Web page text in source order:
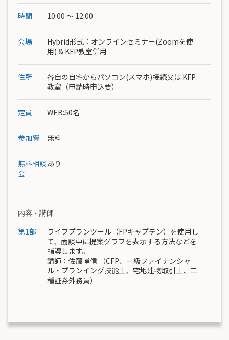
時間 10:00 ～ 12:00
会場
Hybrid形式：オンラインセミナー(Zoomを使
用) & KFP教室併用
住所
各自の自宅からパソコン(スマホ)接続又は KFP
教室（申請時申込要）
定員 WEB:50名
参加費 無料
無料相談
会
あり
内容・講師
第1部
ライフプランツール（FPキャプテン）を使用し
て、面談中に提案グラフを表示する方法などを
指導します。
講師： 佐藤博信 （CFP、一級ファイナンシャ
ル・プランイング技能士、宅地建物取引士、二
種証券外務員）